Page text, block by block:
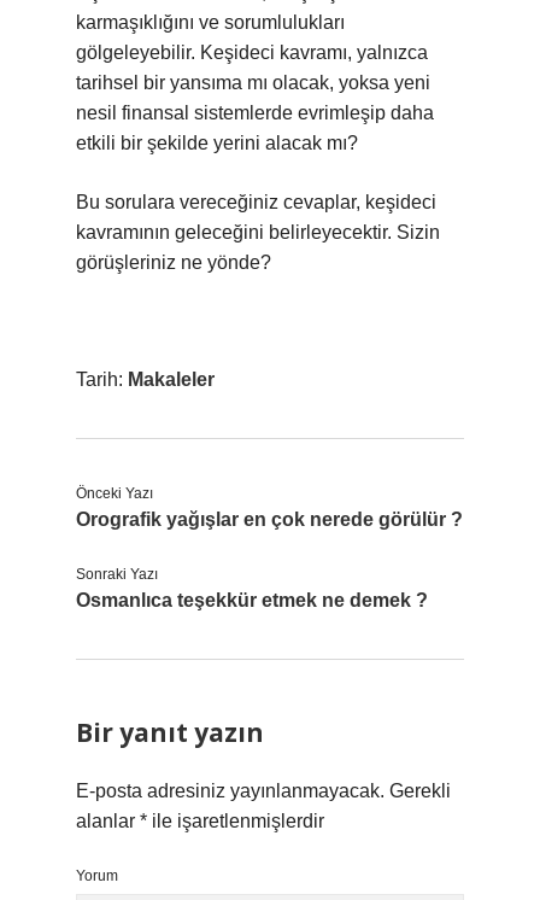
karmaşıklığını ve sorumlulukları
gölgeleyebilir. Keşideci kavramı, yalnızca
tarihsel bir yansıma mı olacak, yoksa yeni
nesil finansal sistemlerde evrimleşip daha
etkili bir şekilde yerini alacak mı?
Bu sorulara vereceğiniz cevaplar, keşideci
kavramının geleceğini belirleyecektir. Sizin
görüşleriniz ne yönde?
Tarih: Makaleler
Önceki Yazı
Orografik yağışlar en çok nerede görülür ?
Sonraki Yazı
Osmanlıca teşekkür etmek ne demek ?
Bir yanıt yazın
E-posta adresiniz yayınlanmayacak. Gerekli
alanlar * ile işaretlenmişlerdir
Yorum